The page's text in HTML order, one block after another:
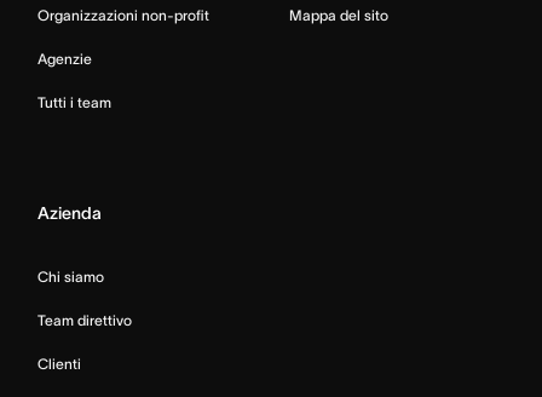
Organizzazioni non-profit
Agenzie
Tutti i team
Mappa del sito
Azienda
Chi siamo
Team direttivo
Clienti